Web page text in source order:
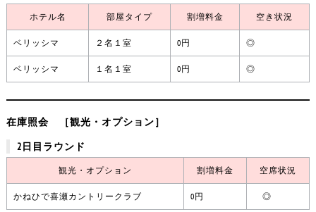
ホテル名 部屋タイプ 割増料金 空き状況
ベリッシマ ２名１室 0円 ◎
ベリッシマ １名１室 0円 ◎
在庫照会 ［観光・オプション］
2日目ラウンド
観光・オプション 割増料金 空席状況
かねひで喜瀬カントリークラブ 0円 ◎